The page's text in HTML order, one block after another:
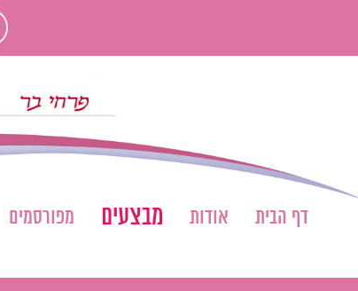
דף הבית אודות מבצעים מפורסמים